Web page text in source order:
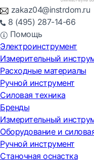
zakaz04@instrdom.ru
8 (495) 287-14-66
Помощь
Электроинструмент
Измерительный
Расходные материалы
Ручной инструмент
Силовая техника
Бренды
Измерительный
Оборудование и
Ручной инструмент
Станочная оснастка